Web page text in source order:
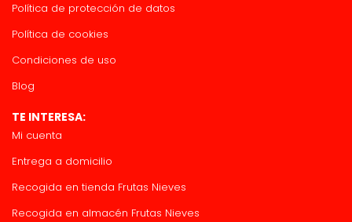
Política de protección de datos
Política de cookies
Condiciones de uso
Blog
TE INTERESA:
Mi cuenta
Entrega a domicilio
Recogida en tienda Frutas Nieves
Recogida en almacén Frutas Nieves